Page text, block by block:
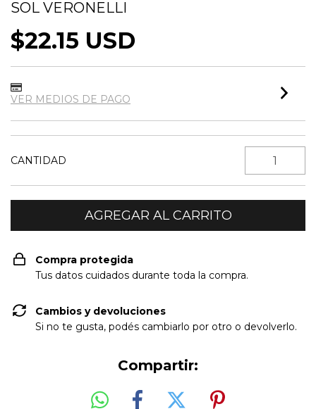
SOL VERONELLI
$22.15 USD
VER MEDIOS DE PAGO
CANTIDAD
Compra protegida
Tus datos cuidados durante toda la compra.
Cambios y devoluciones
Si no te gusta, podés cambiarlo por otro o devolverlo.
Compartir: